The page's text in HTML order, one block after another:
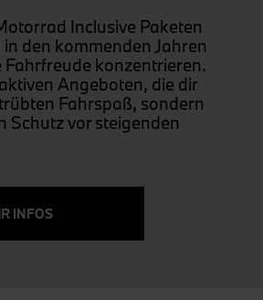
Inclusive Paketen
den kommenden Jahren
Fahrfreude konzentrieren.
Angeboten, die dir
Fahrspaß, sondern
Schutz vor steigenden
INFOS